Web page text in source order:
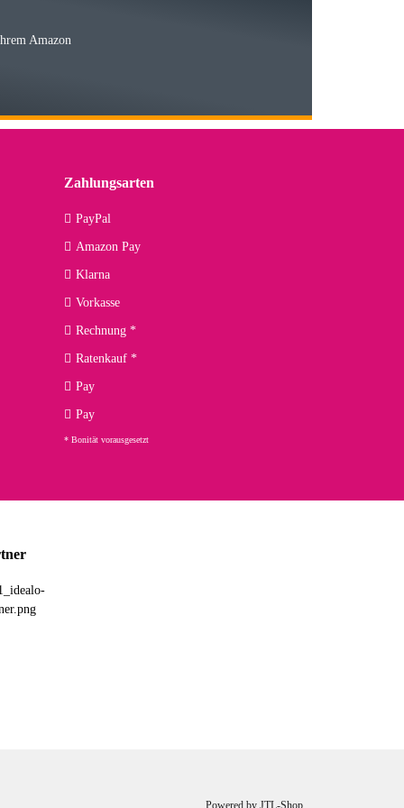
kommenden Jahren herausstellen. Spannend wird es falls
Amazon
Zahlungsarten
PayPal
Amazon Pay
Klarna
Vorkasse
Rechnung *
Ratenkauf *
Pay
Pay
* Bonität vorausgesetzt